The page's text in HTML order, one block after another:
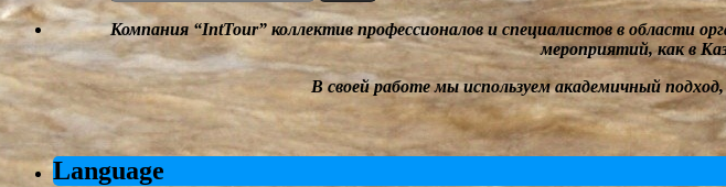
Компания“IntTour” коллектив профессионалов и специалистов вобласти
мероприятий, как в
В своей работе мыиспользуем академичный
Language